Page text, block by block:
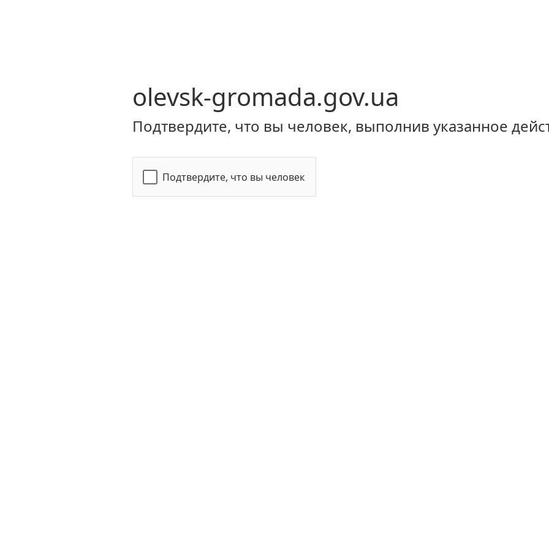
olevsk-gromada.gov.ua
Подтвердите, что вы человек, выполнив указанное
Подтвердите, что вы человек